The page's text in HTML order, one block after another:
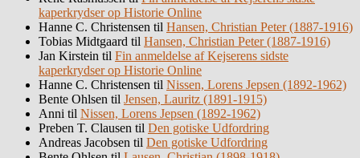
kaperkrydser op Historie Online
Hanne C. Christensen til Hansen, Christian Peter (1887-1916)
Tobias Midtgaard til Hansen, Christian Peter (1887-1916)
Jan Kirstein til Fin anmeldelse af Kejserens sidste
kaperkrydser op Historie Online
Hanne C. Christensen til Nissen, Lorens Jepsen (1892-1962)
Bente Ohlsen til Jensen, Lauritz (1891-1915)
Anni til Nissen, Lorens Jepsen (1892-1962)
Preben T. Clausen til Den gotiske Udfordring
Andreas Jacobsen til Den gotiske Udfordring